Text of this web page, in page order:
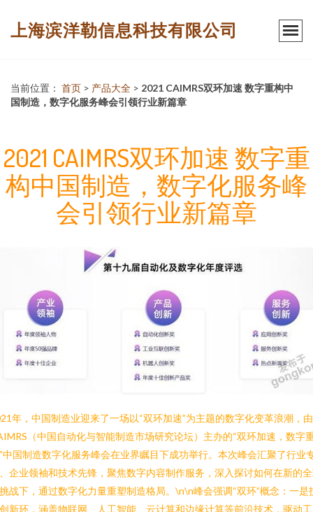
上海滨洋勒信息科技有限公司
当前位置： 首页 > 产品大全 > 2021 CAIMRS双环加速 数字重构中
国制造，数字化服务峰会引领行业新篇章
2021 CAIMRS双环加速 数字重
构中国制造，数字化服务峰
会引领行业新篇章
年，中国制造业迎来了一场以“双环加速”为主题的数字化变革浪潮，由
（中国自动化与智能制造市场研究论坛）主办的“双环加速，数字
中国制造数字化服务峰会在业界瞩目下成功举行。本次峰会汇聚了行业
企业领袖和技术先锋，聚焦数字内容制作服务，深入探讨如何在新的
战下，通过数字化力量重塑制造格局。\n\n峰会强调“双环”概念：一是
新环，涵盖物联网、人工智能、云计算和边缘计算等前沿技术，驱动